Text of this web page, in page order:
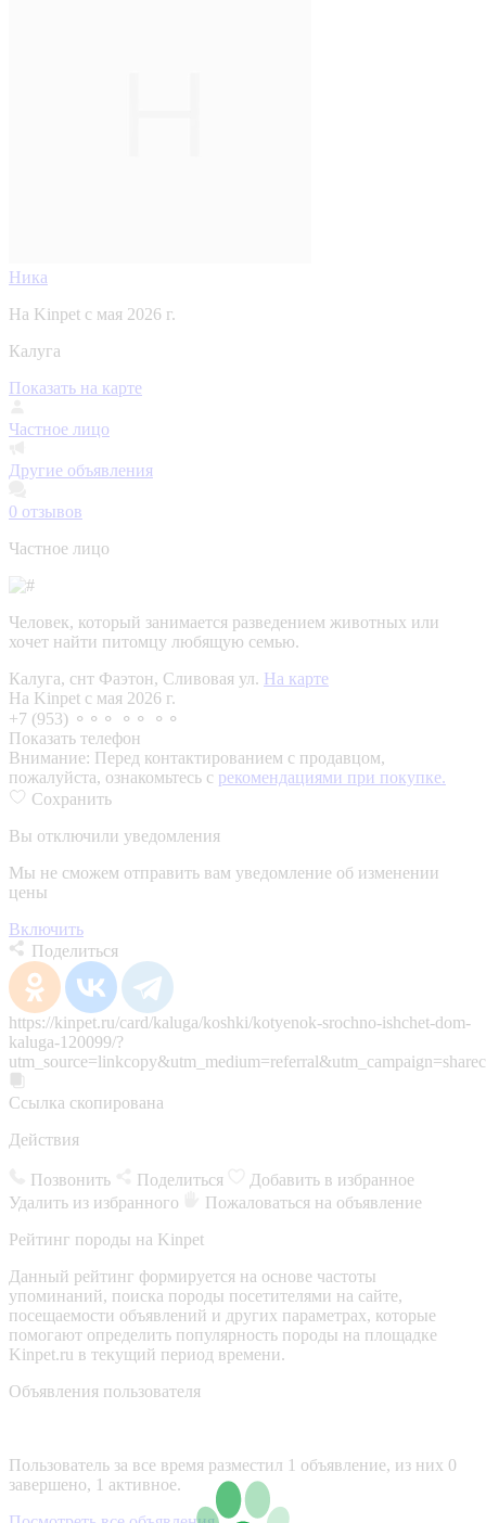
Ника
На Kinpet c мая 2026 г.
Калуга
Показать на карте
Частное лицо
Другие объявления
0 отзывов
Частное лицо
Человек, который занимается разведением животных или
хочет найти питомцу любящую семью.
Калуга, снт Фаэтон, Сливовая ул. На карте
На Kinpet c мая 2026 г.
+7 (953) ⚬⚬⚬ ⚬⚬ ⚬⚬
Показать телефон
Внимание: Перед контактированием с продавцом,
пожалуйста, ознакомьтесь с рекомендациями при покупке.
Сохранить
Вы отключили уведомления
Мы не сможем отправить вам уведомление об изменении
цены
Включить
Поделиться
https://kinpet.ru/card/kaluga/koshki/kotyenok-srochno-ishchet-dom-
kaluga-120099/?
Ссылка скопирована
Действия
Позвонить Поделиться
Добавить в избранное
Удалить из избранного
Пожаловаться на объявление
Рейтинг породы на Kinpet
Данный рейтинг формируется на основе частоты
упоминаний, поиска породы посетителями на сайте,
посещаемости объявлений и других параметрах, которые
помогают определить популярность породы на площадке
Kinpet.ru в текущий период времени.
Объявления пользователя
Пользователь за все время разместил 1 объявление, из них 0
завершено, 1 активное.